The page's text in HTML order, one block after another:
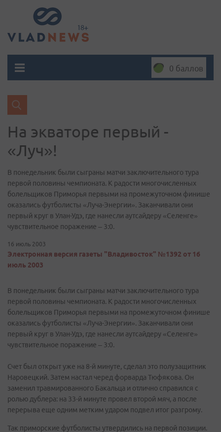
0 баллов
На экваторе первый -
«Луч»!
В понедельник были сыграны матчи заключительного тура
первой половины чемпионата. К радости многочисленных
болельщиков Приморья первыми на промежуточном финише
оказались футболисты «Луча-Энергии». Заканчивали они
первый круг в Улан-Удэ, где нанесли аутсайдеру «Селенге»
чувствительное поражение – 3:0.
16 июль 2003
Электронная версия газеты "Владивосток" №1392 от 16
июль 2003
В понедельник были сыграны матчи заключительного тура
первой половины чемпионата. К радости многочисленных
болельщиков Приморья первыми на промежуточном финише
оказались футболисты «Луча-Энергии». Заканчивали они
первый круг в Улан-Удэ, где нанесли аутсайдеру «Селенге»
чувствительное поражение – 3:0.
Счет был открыт уже на 8-й минуте, сделал это полузащитник
Наровецкий. Затем настал черед форварда Тюфякова. Он
заменил травмированного Бакальца и отлично справился с
ролью дублера: на 33-й минуте провел второй мяч, а после
перерыва еще одним метким ударом подвел итог разгрому.
Так приморские футболисты утвердились на первой позиции.